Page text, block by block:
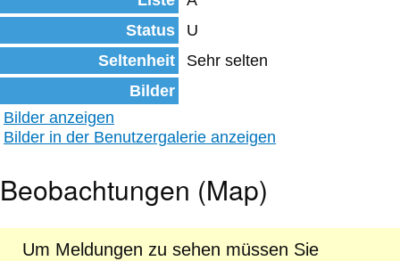
Status
U
Seltenheit
Sehr selten
Bilder
Bilder anzeigen
Bilder in der Benutzergalerie anzeigen
Beobachtungen (Map)
Um Meldungen zu sehen müssen Sie